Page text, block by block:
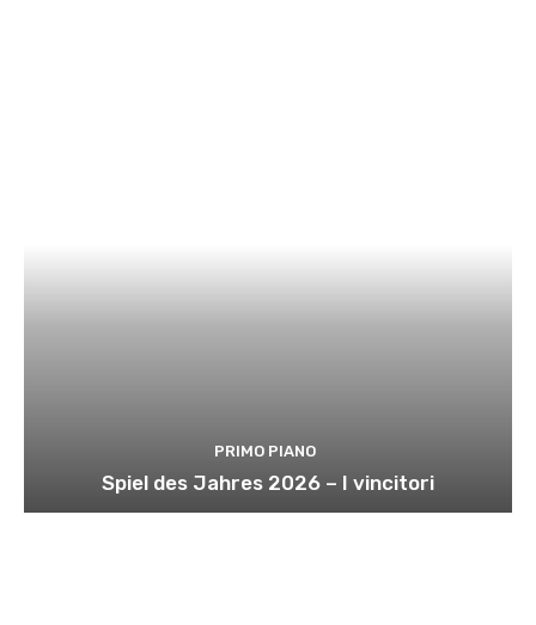
PRIMO PIANO
Spiel des Jahres 2026 – I vincitori